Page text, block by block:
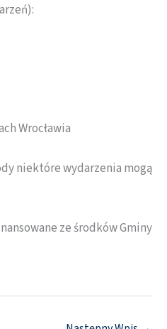
Wrocławia
niektóre wydarzenia mogą
ze środków Gminy